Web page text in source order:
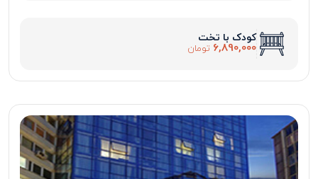
کودک با تخت
6,890,000 تومان